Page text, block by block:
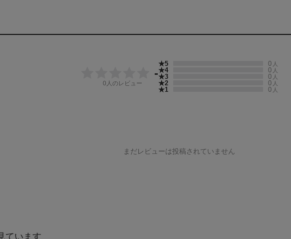
-
0 人のレビュー
★5 0 人
★4 0 人
★3 0 人
★2 0 人
★1 0 人
まだレビューは投稿されていません
ています